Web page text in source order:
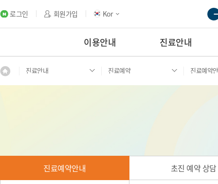
로그인 회원가입 Kor
이용안내 진료안내
진료안내 진료예약 진료예약
진료예약안내 초진 예약 상담